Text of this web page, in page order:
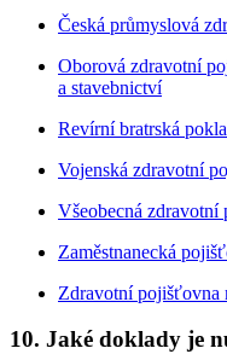
Česká průmyslová
Oborová zdravotní
a stavebnictví
Revírní bratrská
Vojenská zdravotní
Všeobecná
Zaměstnanecká
Zdravotní pojišťovna
10. Jaké doklady je